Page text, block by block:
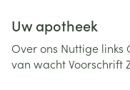
Uw apotheek
Over ons Nuttige links
van wachtVoorschrift